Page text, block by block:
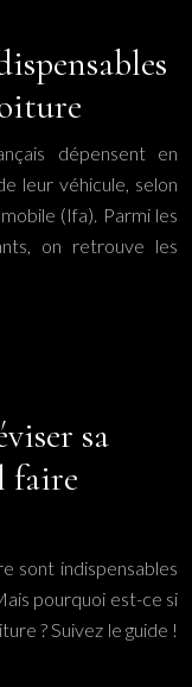
dépensent en
leur véhicule, selon
(Ifa). Parmi les
on retrouve les
sa
faire
sont indispensables
pourquoi est-ce si
? Suivez le guide !